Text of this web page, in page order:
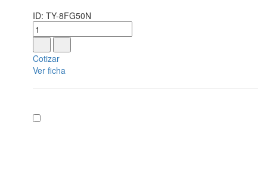
ID: TY-8FG50N
Cotizar
Ver ficha